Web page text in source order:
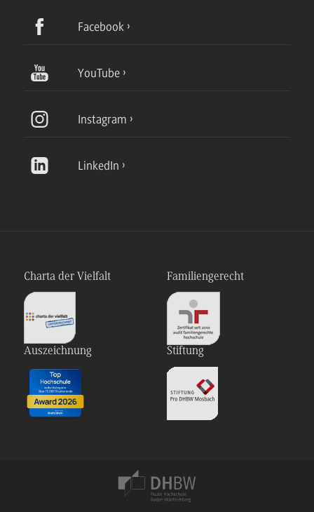
Facebook
YouTube
Instagram
LinkedIn
Charta der Vielfalt Familiengerecht
Auszeichnung Stiftung